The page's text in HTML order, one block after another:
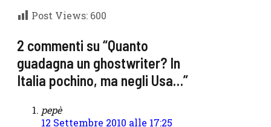
Post Views: 600
2 commenti su “Quanto
guadagna un ghostwriter? In
Italia pochino, ma negli Usa…”
pepè
12 Settembre 2010 alle 17:25